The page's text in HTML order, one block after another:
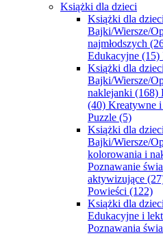
Książki dla dzieci
Książki dla
Bajki/Wiersze/
najmłodszych
Edukacyjne (15)
Książki dla
Bajki/Wiersze/
naklejanki (168)
(40) Kreatywne
Puzzle (5)
Książki dla
Bajki/Wiersze/
kolorowania i
Poznawanie
aktywizujące
Powieści (122)
Książki dla
Edukacyjne i
Poznawania